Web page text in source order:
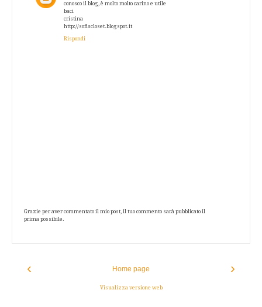
conosco il blog, è molto molto carino e utile
baci
cristina
http://sofiscloset.blogspot.it
Rispondi
Grazie per aver commentato il mio post, il tuo commento sarà pubblicato il
prima possibile.
‹ ›
Home page
Visualizza versione web